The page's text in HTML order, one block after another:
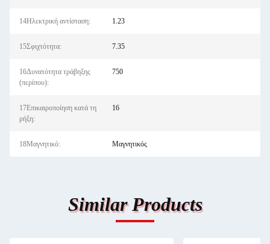
14Ηλεκτρική αντίσταση: 1.23
15Σφιχτότητα: 7.35
16Δυνατότητα τράβηξης
(περίπου):
750
17Επικαιροποίηση κατά τη
ρήξη:
16
18Μαγνητικό: Μαγνητικός
Similar Products